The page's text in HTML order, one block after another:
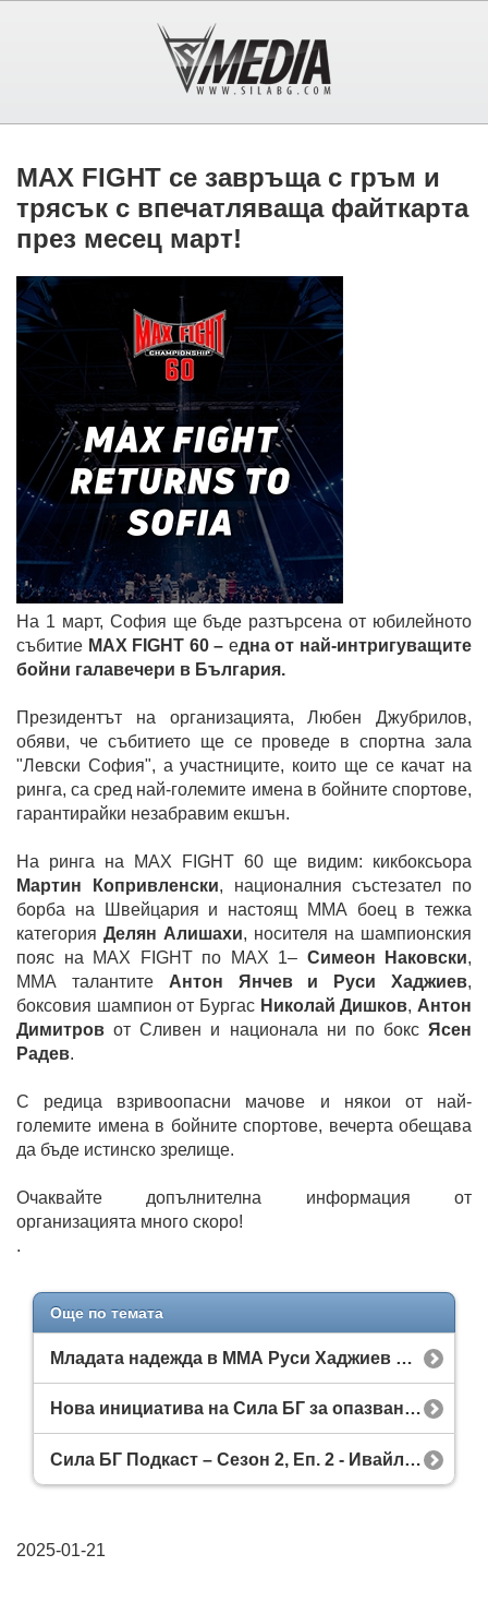
MAX FIGHT се завръща с гръм и
трясък с впечатляваща файткарта
през месец март!
На 1 март, София ще бъде разтърсена от юбилейното
събитие MAX FIGHT 60 – една от най-интригуващите
бойни галавечери в България.
Президентът на организацията, Любен Джубрилов,
обяви, че събитието ще се проведе в спортна зала
"Левски София", а участниците, които ще се качат на
ринга, са сред най-големите имена в бойните спортове,
гарантирайки незабравим екшън.
На ринга на MAX FIGHT 60 ще видим: кикбоксьора
Мартин Копривленски, националния състезател по
борба на Швейцария и настоящ ММА боец в тежка
категория Делян Алишахи, носителя на шампионския
пояс на MAX FIGHT по MAX 1– Симеон Наковски,
ММА талантите Антон Янчев и Руси Хаджиев,
боксовия шампион от Бургас Николай Дишков, Антон
Димитров от Сливен и национала ни по бокс Ясен
Радев.
С редица взривоопасни мачове и някои от най-
големите имена в бойните спортове, вечерта обещава
да бъде истинско зрелище.
Очаквайте допълнителна информация от
организацията много скоро!
.
Още по темата
Младата надежда в ММА Руси Хаджиев излиза на ринга на MAX FIGHT 60!
Нова инициатива на Сила БГ за опазване на околната среда
Сила БГ Подкаст – Сезон 2, Еп. 2 - Ивайло Атанасов от BFFA
2025-01-21